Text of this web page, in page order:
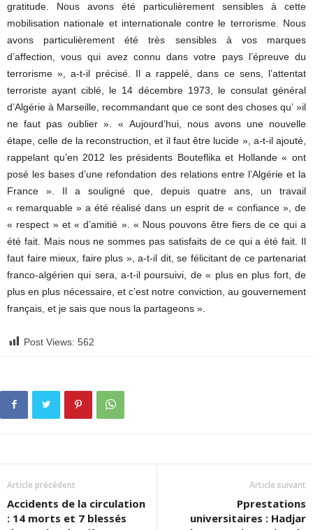
gratitude. Nous avons été particulièrement sensibles à cette
mobilisation nationale et internationale contre le terrorisme. Nous
avons particulièrement été très sensibles à vos marques
d’affection, vous qui avez connu dans votre pays l’épreuve du
terrorisme », a-t-il précisé. Il a rappelé, dans ce sens, l’attentat
terroriste ayant ciblé, le 14 décembre 1973, le consulat général
d’Algérie à Marseille, recommandant que ce sont des choses qu’ »il
ne faut pas oublier ». « Aujourd’hui, nous avons une nouvelle
étape, celle de la reconstruction, et il faut être lucide », a-t-il ajouté,
rappelant qu’en 2012 les présidents Bouteflika et Hollande « ont
posé les bases d’une refondation des relations entre l’Algérie et la
France ». Il a souligné que, depuis quatre ans, un travail
« remarquable » a été réalisé dans un esprit de « confiance », de
« respect » et « d’amitié ». « Nous pouvons être fiers de ce qui a
été fait. Mais nous ne sommes pas satisfaits de ce qui a été fait. Il
faut faire mieux, faire plus », a-t-il dit, se félicitant de ce partenariat
franco-algérien qui sera, a-t-il poursuivi, de « plus en plus fort, de
plus en plus nécessaire, et c’est notre conviction, au gouvernement
français, et je sais que nous la partageons ».
Post Views: 562
Article précédent
Accidents de la circulation
: 14 morts et 7 blessés
Article suivant
Pprestations
universitaires : Hadjar